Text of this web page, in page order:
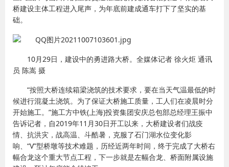
桥建设主体工程进入尾声，为年底前建成通车打下了坚实的基
础。
10月29日，建设中的勇进路大桥。全媒体记者 徐火炬 通讯
员 陈嵩 摄
“按照大桥连续箱梁浇筑的技术要求，要在当天气温最低的时
候进行混凝土浇筑。为了保证大桥施工质量，工人们在凌晨时分
开始施工。”施工方中铁(上海)投资集团安庆总包部总经理王振中
告诉记者，自2019年11月30日开工以来，大桥建设者们战疫
情、抗洪灾，战高温、斗酷暑，克服了石门湖水位变化影
响、“V”型桥墩等技术难题，历经近两年时间，终于完成了大桥右
幅合龙这个重大节点工程，下一步就是左幅合龙、桥面附属设施